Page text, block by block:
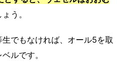
う。
でもなければ、オール5を取
ルです。